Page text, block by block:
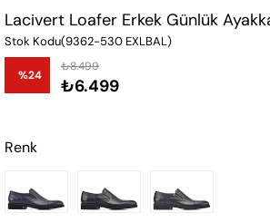
Lacivert Loafer Erkek Günlük
Stok Kodu(9362-530 EXLBAL)
%24
İndirim
₺8.499
₺6.499
Renk